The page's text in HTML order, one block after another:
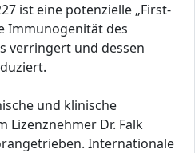
ist eine potenzielle „First-
Immunogenität des
verringert und dessen
und klinische
Lizenznehmer Dr. Falk
Internationale